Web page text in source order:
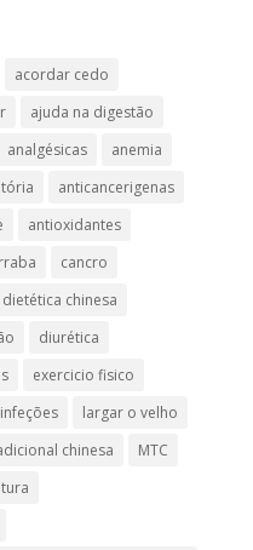
acordar cedo
ajuda na digestão
analgésicas
anemia
anticancerigenas
antioxidantes
cancro
dietética chinesa
diurética
exercicio fisico
infeções
largar o velho
chinesa
MTC